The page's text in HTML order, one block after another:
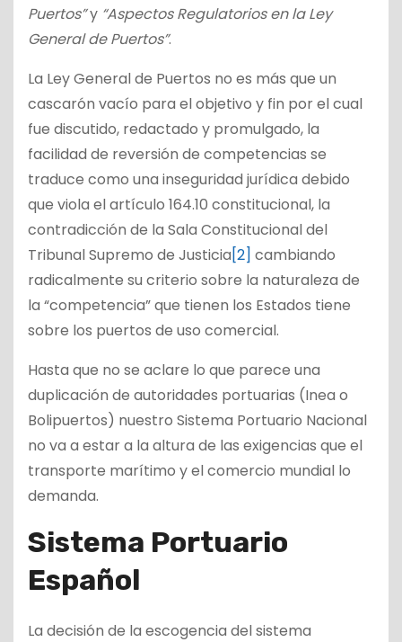
Puertos”y “Aspectos Regulatorios en la Ley
General de Puertos”.
La Ley General de Puertos no es más que un
cascarón vacío para el objetivo y fin por el cual
fue discutido, redactado y promulgado, la
facilidad de reversión de competencias se
traduce como una inseguridad jurídica debido
que viola el artículo 164.10 constitucional, la
contradicción de la Sala Constitucional del
Tribunal Supremo de Justicia[2] cambiando
radicalmente su criterio sobre la naturaleza de
la “competencia” que tienen los Estados tiene
sobre los puertos de uso comercial.
Hasta que no se aclare lo que parece una
duplicación de autoridades portuarias (Inea o
Bolipuertos) nuestro Sistema Portuario Nacional
no va a estar a la altura de las exigencias que el
transporte marítimo y el comercio mundial lo
demanda.
Sistema Portuario
Español
La decisión de la escogencia del sistema